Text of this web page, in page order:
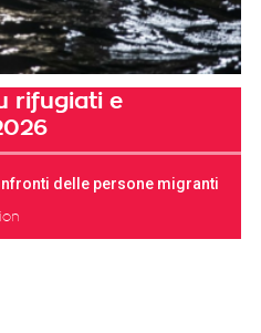
rifugiati e
delle persone migranti